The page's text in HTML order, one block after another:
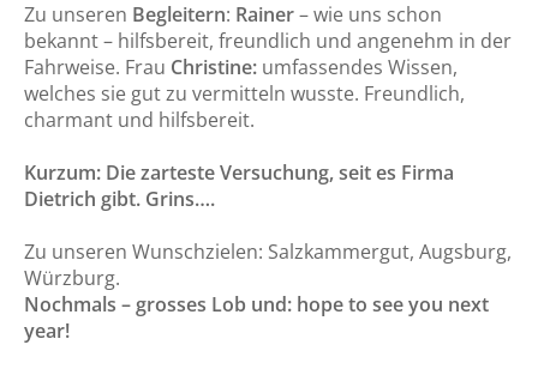
Zu unseren Begleitern: Rainer– wie uns schon
bekannt – hilfsbereit, freundlich und angenehm in der
Fahrweise. Frau Christine: umfassendes Wissen,
welches sie gut zu vermitteln wusste. Freundlich,
charmant und hilfsbereit.
Kurzum: Die zarteste Versuchung, seit es Firma
Dietrich gibt. Grins….
Zu unseren Wunschzielen: Salzkammergut, Augsburg,
Würzburg.
Nochmals – grosses Lob und: hope to see you next
year!